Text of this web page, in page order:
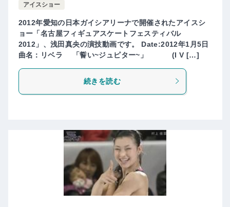
アイスショー
2012年愛知の日本ガイシアリーナで開催されたアイスシ
ョー「名古屋フィギュアスケートフェスティバル
2012」、浅田真央の演技動画です。 Date:2012年1月5日
曲名：リベラ 「誓い~ジュピター~」 (I V […]
続きを読む